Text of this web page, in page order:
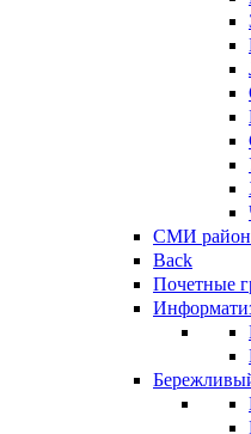
СМИ
Back
Почетные